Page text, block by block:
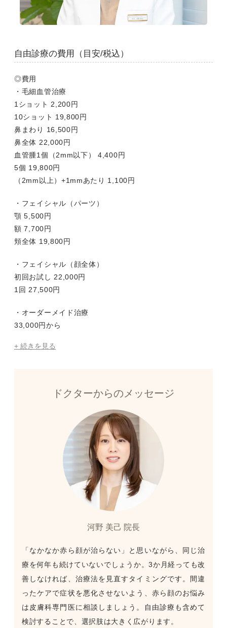
自由診療の費用（目安/税込）
◎費用
・毛細血管治療
1ショット 2,200円
10ショット 19,800円
鼻まわり 16,500円
鼻全体 22,000円
血管腫1個（2mm以下） 4,400円
5個 19,800円
（2mm以上）+1mmあたり 1,100円
・フェイシャル（パーツ）
顎 5,500円
額 7,700円
頬全体 19,800円
・フェイシャル（顔全体）
初回お試し 22,000円
1回 27,500円
・オーダーメイド治療
33,000円から
+ 続きを見る
ドクターからのメッセージ
河野 美己 院長
「なかなか赤ら顔が治らない」と思いながら、同じ治
療を何年も続けていないでしょうか。3か月経っても改
善しなければ、治療法を見直すタイミングです。間違
ったケアで症状を悪化させないよう、赤ら顔のお悩み
は皮膚科専門医に相談しましょう。自由診療も含めて
検討することで、選択肢は大きく広がります。